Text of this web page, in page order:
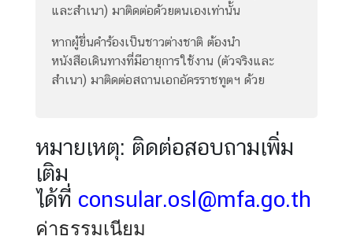
และสำเนา) มาติดต่อด้วยตนเองเท่านั้น
หากผู้ยื่นคำร้องเป็นชาวต่างชาติ ต้องนำ
หนังสือเดินทางที่มีอายุการใช้งาน (ตัวจริงและ
สำเนา) มาติดต่อสถานเอกอัครราชทูตฯ ด้วย
หมายเหตุ: ติดต่อสอบถามเพิ่ม
เติม
ได้ที่ consular.osl@mfa.go.th
ค่าธรรมเนียม